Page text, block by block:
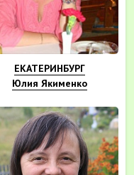
ЕКАТЕРИНБУРГ
Юлия Якименко